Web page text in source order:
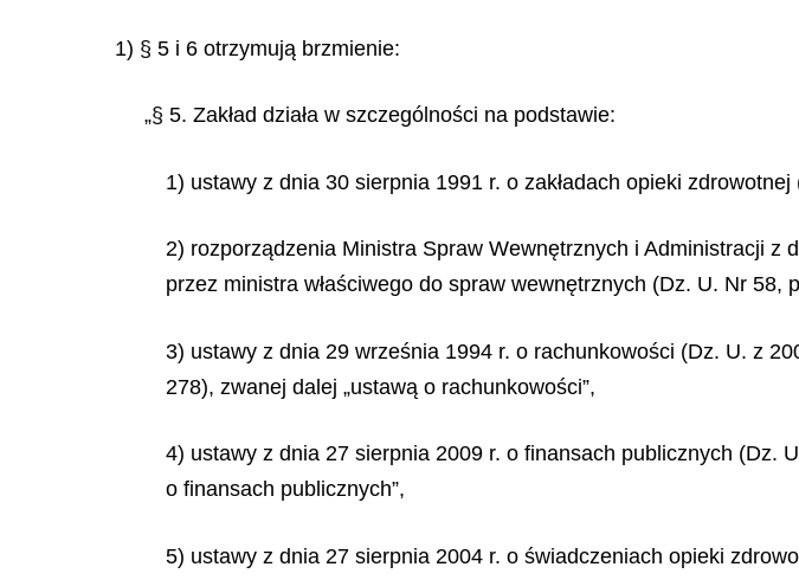
1) § 5 i 6 otrzymują brzmienie:
„§ 5. Zakład działa w szczególności na podstawie:
1) ustawy z dnia 30 sierpnia 1991 r. o zakładach opieki
2) rozporządzenia Ministra Spraw Wewnętrznych i Administracji z
przez ministra właściwego do spraw wewnętrznych (Dz. U. Nr 58,
3) ustawy z dnia 29 września 1994 r. o rachunkowości (Dz. U. z
278), zwanej dalej „ustawą o rachunkowości”,
4) ustawy z dnia 27 sierpnia 2009 r. o finansach publicznych (Dz.
o finansach publicznych”,
5) ustawy z dnia 27 sierpnia 2004 r. o świadczeniach opieki